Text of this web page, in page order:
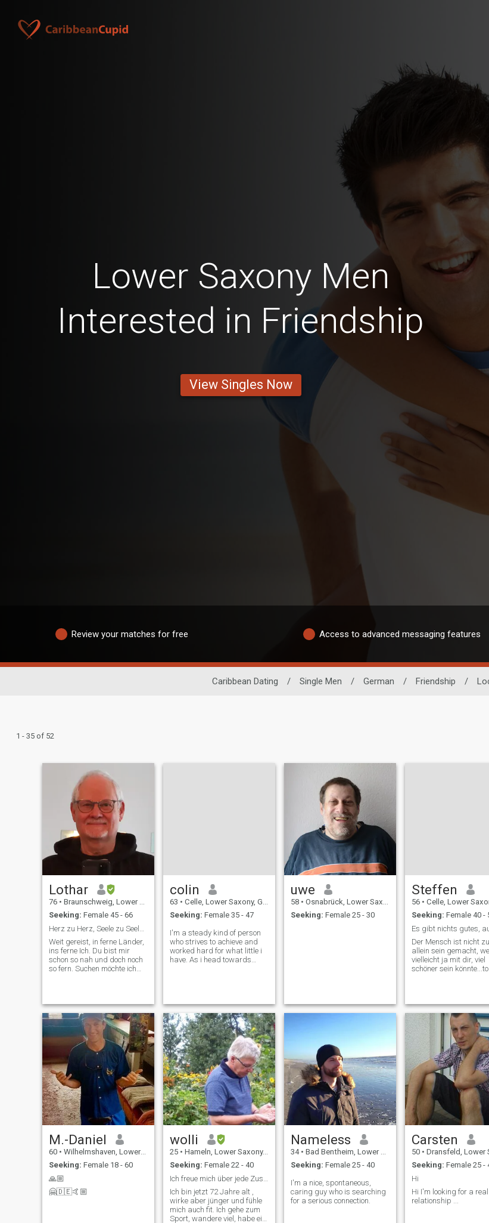
Lower Saxony Men
Interested in Friendship
View Singles Now
Review your matches for free Access to advanced messaging features
Caribbean Dating / Single Men / German / Friendship /
1 - 35 of 52
Lothar
76 • Braunschweig, Lower Saxony, Germany
Seeking: Female 45 - 66
Weit gereist, in ferne Länder,
ins ferne Ich. Du bist mir
schon so nah und doch noch
so fern. Suchen möchte ich
gearbeitet in meinem Leben,
bin und bleibe ein akti
colin
63 • Celle, Lower Saxony, Germany
Seeking: Female 35 - 47
I'm a steady kind of person
who strives to achieve and
worked hard for what little i
have. As i head towards
to be with as i am a roman
uwe
58 • Osnabrück, Lower Saxony, Germany
Seeking: Female 25 - 30
Steffen
56 • Celle, Lower Saxony,
Seeking: Female 40 -
Der Mensch ist nicht
allein sein gemacht,
vielleicht ja mit dir, viel
schöner sein
M.-Daniel
60 • Wilhelmshaven, Lower Saxony, Germany
Seeking: Female 18 - 60
🙏🏼
🤗🇩🇪🤙🏼
wolli
25 • Hameln, Lower Saxony, Germany
Seeking: Female 22 - 40
Ich bin jetzt 72 Jahre alt ,
wirke aber jünger und fühle
mich auch fit. Ich gehe zum
Sport, wandere viel, habe ein
Nameless
34 • Bad Bentheim, Lower Saxony, Germany
Seeking: Female 25 - 40
I'm a nice, spontaneous,
caring guy who is searching
for a serious connection.
Carsten
50 • Dransfeld, Lower Saxony,
Seeking: Female 25 -
Hi
Hi I'm looking for a real
relationship ...